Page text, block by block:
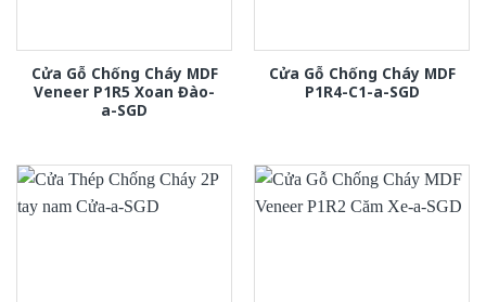
Cửa Gỗ Chống Cháy MDF
Veneer P1R5 Xoan Đào-
a-SGD
Cửa Gỗ Chống Cháy MDF
P1R4-C1-a-SGD